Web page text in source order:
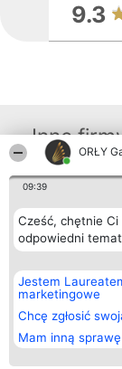
ORŁY
09:39
Cześć, chętnie
odpowiedni
Jestem
marketingowe
Chcę zgłosić
Mam inną sprawę
9.3
Inne
Bright Side Solutions sp.
o. sp. k.
ul. Ruska 22
Wrocław 50-079
381313360 | NIP
+48 508 492 400